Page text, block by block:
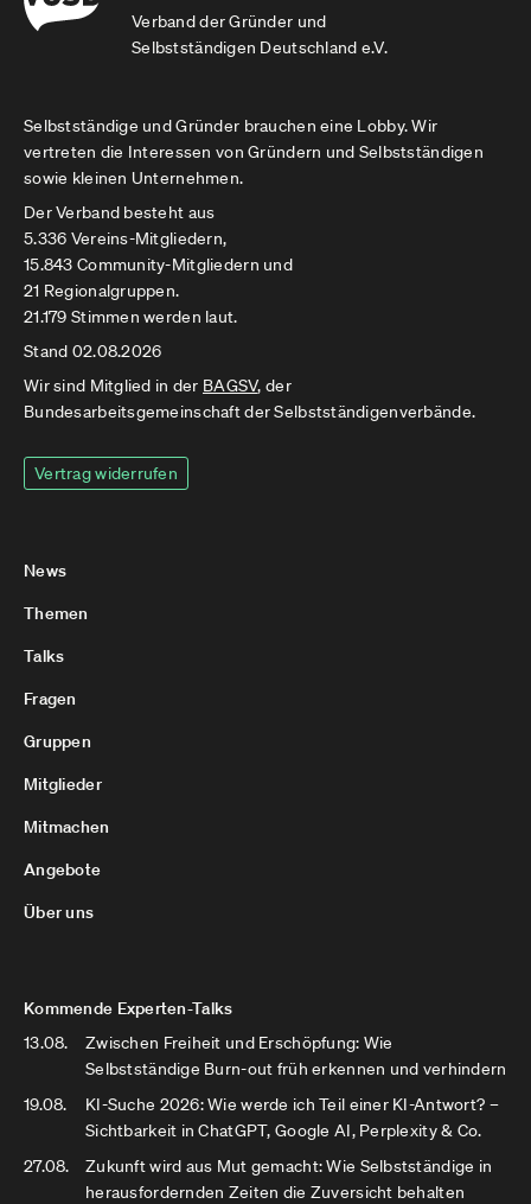
Verband der Gründer und
Selbstständigen Deutschland e.V.
Selbstständige und Gründer brauchen eine Lobby. Wir
vertreten die Interessen von Gründern und Selbstständigen
sowie kleinen Unternehmen.
Der Verband besteht aus
5.336 Vereins-Mitgliedern,
15.843 Community-Mitgliedern und
21 Regionalgruppen.
21.179 Stimmen werden laut.
Stand 02.08.2026
Wir sind Mitglied in der BAGSV, der
Bundesarbeitsgemeinschaft der Selbstständigenverbände.
Vertrag widerrufen
News
Themen
Talks
Fragen
Gruppen
Mitglieder
Mitmachen
Angebote
Über uns
Kommende Experten-Talks
13.08.
Zwischen Freiheit und Erschöpfung: Wie
Selbstständige Burn-out früh erkennen und verhindern
19.08.
KI-Suche 2026: Wie werde ich Teil einer KI-Antwort? –
Sichtbarkeit in ChatGPT, Google AI, Perplexity & Co.
27.08.
Zukunft wird aus Mut gemacht: Wie Selbstständige in
herausfordernden Zeiten die Zuversicht behalten